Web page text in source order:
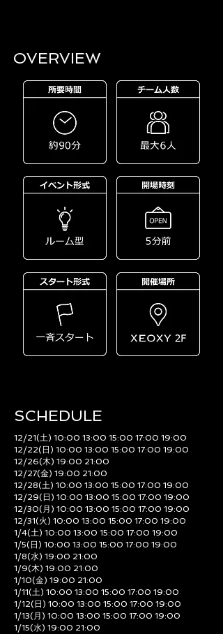
OVERVIEW​
SCHEDULE​
12/21(土) 10:00 13:00 15:00 17:00 19:00
12/22(日) 10:00 13:00 15:00 17:00 19:00
12/26(木) 19:00 21:00
12/27(金) 19:00 21:00
12/28(土) 10:00 13:00 15:00 17:00 19:00
12/29(日) 10:00 13:00 15:00 17:00 19:00
12/30(月) 10:00 13:00 15:00 17:00 19:00
12/31(火) 10:00 13:00 15:00 17:00 19:00
1/4(土) 10:00 13:00 15:00 17:00 19:00
1/5(日) 10:00 13:00 15:00 17:00 19:00
1/8(水) 19:00 21:00
1/9(木) 19:00 21:00
1/10(金) 19:00 21:00
1/11(土) 10:00 13:00 15:00 17:00 19:00
1/12(日) 10:00 13:00 15:00 17:00 19:00
1/13(月) 10:00 13:00 15:00 17:00 19:00
1/15(水) 19:00 21:00